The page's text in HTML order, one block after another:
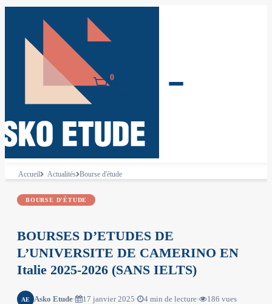
0
Accueil Actualités Bourse d'étude
BOURSE D'ÉTUDE
BOURSES D’ETUDES DE
L’UNIVERSITE DE CAMERINO EN
Italie 2025-2026 (SANS IELTS)
AE Asko Etude 17 janvier 2025 4 min de lecture 186 vues